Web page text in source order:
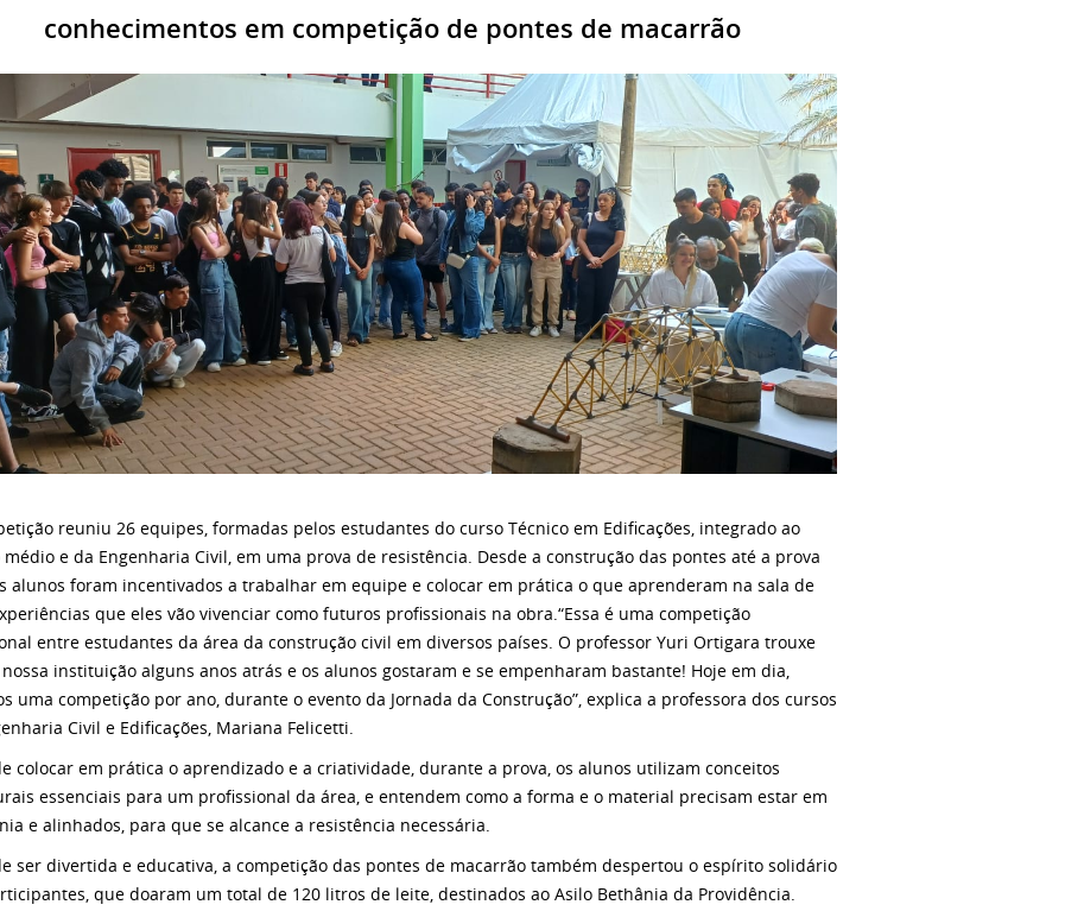
conhecimentos em competição de pontes de macarrão
reuniu 26 equipes, formadas pelos estudantes do curso Técnico em Edificações, integrado ao
e da Engenharia Civil, em uma prova de resistência. Desde a construção das pontes até a prova
alunos foram incentivados a trabalhar em equipe e colocar em prática o que aprenderam na sala de
que eles vão vivenciar como futuros profissionais na obra.“Essa é uma competição
entre estudantes da área da construção civil em diversos países. O professor Yuri Ortigara trouxe
instituição alguns anos atrás e os alunos gostaram e se empenharam bastante! Hoje em dia,
uma competição por ano, durante o evento da Jornada da Construção”, explica a professora dos cursos
Civil e Edificações, Mariana Felicetti.
colocar em prática o aprendizado e a criatividade, durante a prova, os alunos utilizam conceitos
essenciais para um profissional da área, e entendem como a forma e o material precisam estar em
e alinhados, para que se alcance a resistência necessária.
ser divertida e educativa, a competição das pontes de macarrão também despertou o espírito solidário
que doaram um total de 120 litros de leite, destinados ao Asilo Bethânia da Providência.